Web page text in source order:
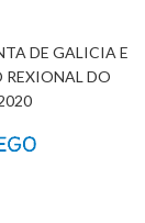
DE GALICIA E
REXIONAL DO